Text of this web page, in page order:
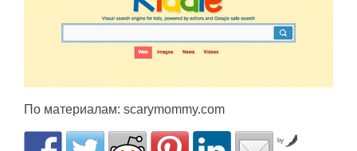
По материалам: scarymommy.com
by